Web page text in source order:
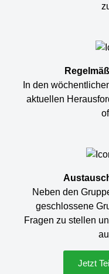
In den
aktuellen
Neben den
geschlossene
Fragen zu stellen
Jetzt